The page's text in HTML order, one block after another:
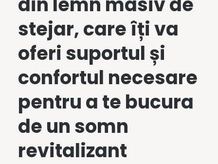
stejar, care îți va
oferi suportul și
confortul necesare
pentru a te bucura
de un somn
revitalizant